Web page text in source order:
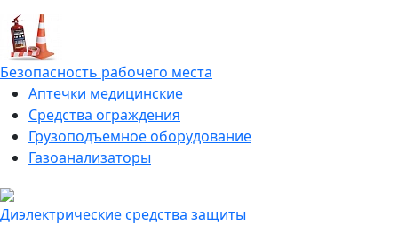
Безопасность рабочего места
Аптечки медицинские
Средства ограждения
Грузоподъемное оборудование
Газоанализаторы
Диэлектрические средства защиты